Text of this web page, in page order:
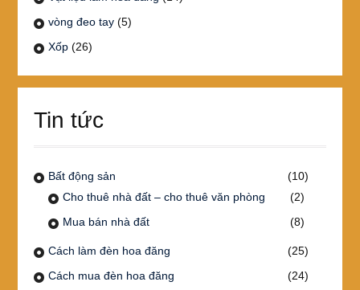
vòng đeo tay (5)
Xốp (26)
Tin tức
Bất động sản
(10)
Cho thuê nhà đất – cho thuê văn phòng
(2)
Mua bán nhà đất
(8)
Cách làm đèn hoa đăng
(25)
Cách mua đèn hoa đăng
(24)